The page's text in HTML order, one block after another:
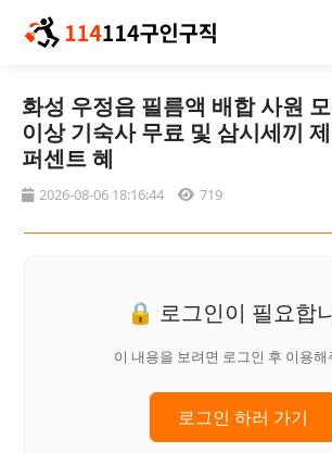
화성 우정읍 필름액 배합 사원
이상 기숙사 무료 및 삼시세끼
퍼센트 혜
2026-08-06 18:16:44 719
🔒 로그인이 필요합
이 내용을 보려면 로그인 후 이용해
로그인 하러 가기